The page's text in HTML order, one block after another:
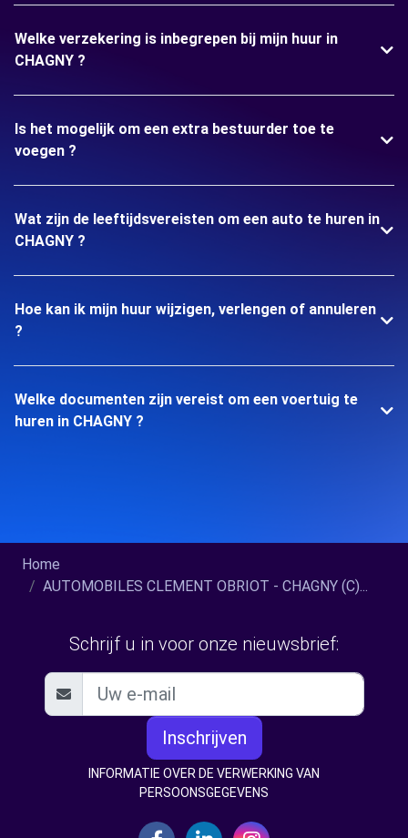
Welke verzekering is inbegrepen bij mijn huur in
CHAGNY ?
Is het mogelijk om een extra bestuurder toe te
voegen ?
Wat zijn de leeftijdsvereisten om een auto te huren in
CHAGNY ?
Hoe kan ik mijn huur wijzigen, verlengen of annuleren
?
Welke documenten zijn vereist om een voertuig te
huren in CHAGNY ?
Home
AUTOMOBILES CLEMENT OBRIOT - CHAGNY (C)...
Schrijf u in voor onze nieuwsbrief:
Inschrijven
INFORMATIE OVER DE VERWERKING VAN
PERSOONSGEGEVENS